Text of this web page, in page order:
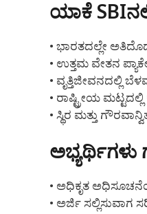
ಯಾಕೆ
• ಭಾರತದಲ್ಲೇ
• ಉತ್ತಮ ವೇತನ
• ವೃತ್ತಿಜೀವನದಲ್ಲಿ
• ರಾಷ್ಟ್ರೀಯ
• ಸ್ಥಿರ ಮತ್ತು
• ಅಧಿಕೃತ
• ಅರ್ಜಿ